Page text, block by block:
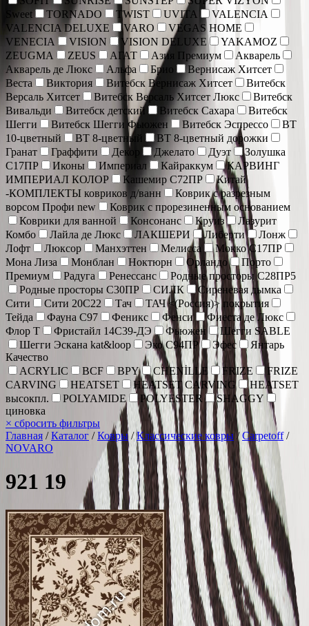
Sweet
TORNADO TWIST UVITA
VALENCIA
VALENCIA DELUXE
VARO
VEGAS HOME
VENECIA
VISION VISION DELUXE
YAKAMOZ
ZEUGMA
ZEUS АГАТ Азия Премиум
Акварель
Акварель де Люкс
Альфа Брио
Вернисаж Хитсет
Веста
Виктория Витебск Вернисаж Хитсет
Витебск
Версаль Хитсет
Витебск Версаль Хитсет Люкс
Витебск
Вивальди
Витебск детский Витебск Сахара
Витебск
Шегги
Витебск Шегги Фьюжен Витебск Эспрессо
ВТ
10-цветный
ВТ 8-цветный
ВТ 8-цветный дорожки
Гранат
Граффити Декор Джелато Дуэт
Золушка
С17ПР
Иконы Империал Кайраккум
КАРВИНГ
ИМПЕРИАЛ КОЛОР
Кашемир С72ПР
Китай
-КОМПЛЕКТЫ ковриков д/ванн
Коврик c разрезным
ворсом Профи new
Коврик с прорезиненным основанием
Коврики для ванной
Консонанс Круиз
Лазурит
Комбо
Лайла де Люкс ЛАКШЕРИ Либерти
Лонж
Лофт
Люксор Манхэттен Мелисса
Мокко С17ПР
Мона Лиза
Монблан Ноктюрн Орландо
Порто
Премиум
Радуга Ренессанс
Родные просторы С28ПР5
Родные просторы С30ПР
СИЛК
Сиреневая дымка
Сити
Сити 20С22 Тач
ТАЧ <(Россия)> покрытия
Тейда
Фауна С97 Феникс Фенси
Фиеста де Люкс
Флор Т
Фристайл 14С39-ДЭ Фьюжен
Шегги SABLE
Шегги Эскана kat&loop
Эко С94ПР Эфес
Янтарь
Качество
ACRYLIC
BCF BPY CHENİLLE FRIZE
FRIZE
CARVING
HEATSET HEATSET CARVING
HEATSET
высокпл.
POLYAMIDE POLYESTER
SHAGGY
циновка
× сбросить фильтры
Главная /Каталог /Ковры/Классические ковры/Carpetoff/
NOVARO
921 19